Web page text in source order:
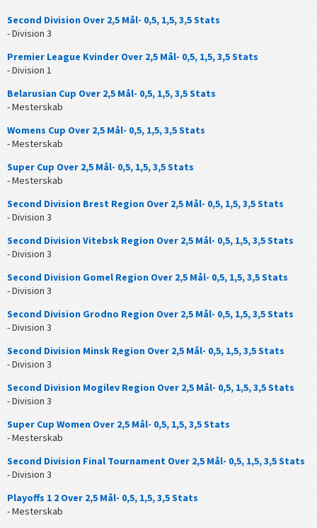
Second Division Over 2,5 Mål- 0,5, 1,5, 3,5 Stats
- Division 3
Premier League Kvinder Over 2,5 Mål- 0,5, 1,5, 3,5 Stats
- Division 1
Belarusian Cup Over 2,5 Mål- 0,5, 1,5, 3,5 Stats
- Mesterskab
Womens Cup Over 2,5 Mål- 0,5, 1,5, 3,5 Stats
- Mesterskab
Super Cup Over 2,5 Mål- 0,5, 1,5, 3,5 Stats
- Mesterskab
Second Division Brest Region Over 2,5 Mål- 0,5, 1,5, 3,5 Stats
- Division 3
Second Division Vitebsk Region Over 2,5 Mål- 0,5, 1,5, 3,5 Stats
- Division 3
Second Division Gomel Region Over 2,5 Mål- 0,5, 1,5, 3,5 Stats
- Division 3
Second Division Grodno Region Over 2,5 Mål- 0,5, 1,5, 3,5 Stats
- Division 3
Second Division Minsk Region Over 2,5 Mål- 0,5, 1,5, 3,5 Stats
- Division 3
Second Division Mogilev Region Over 2,5 Mål- 0,5, 1,5, 3,5 Stats
- Division 3
Super Cup Women Over 2,5 Mål- 0,5, 1,5, 3,5 Stats
- Mesterskab
Second Division Final Tournament Over 2,5 Mål- 0,5, 1,5, 3,5 Stats
- Division 3
Playoffs 1 2 Over 2,5 Mål- 0,5, 1,5, 3,5 Stats
- Mesterskab